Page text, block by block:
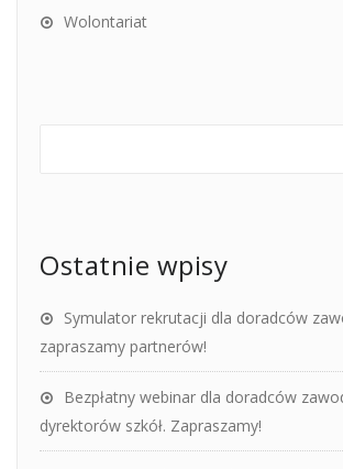
Wolontariat
Ostatnie wpisy
Symulator rekrutacji dla doradców
zapraszamy partnerów!
Bezpłatny webinar dla doradców
dyrektorów szkół. Zapraszamy!